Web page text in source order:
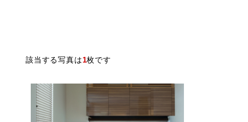
該当する写真は1枚です